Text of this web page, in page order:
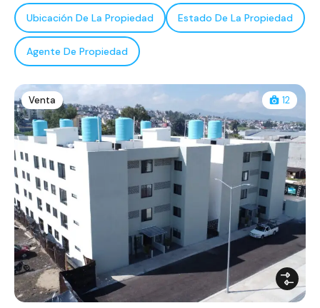
Ubicación De La Propiedad Estado De La Propiedad
Agente De Propiedad
Venta 12